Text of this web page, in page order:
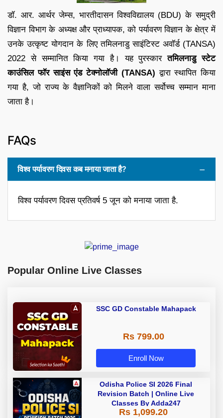
डॉ. आर. आर्थर जेम्स, भारतीदासन विश्वविद्यालय (BDU) के समुद्री
विज्ञान विभाग के अध्यक्ष और प्राध्यापक, को पर्यावरण विज्ञान के क्षेत्र में
उनके उत्कृष्ट योगदान के लिए तमिलनाडु साइंटिस्ट अवॉर्ड (TANSA)
2022 से सम्मानित किया गया है। यह पुरस्कारतमिलनाडु स्टेट
काउंसिल फॉर साइंस एंड टेक्नोलॉजी (TANSA) द्वारा स्थापित किया
गया है, जो राज्य के वैज्ञानिकों को मिलने वाला सर्वोच्च सम्मान माना
जाता है।
FAQs
विश्व पर्यावरण दिवस कब मनाया जाता है?
विश्व पर्यावरण दिवस प्रतिवर्ष 5 जून को मनाया जाता है.
Popular Online Live Classes
SSC GD Constable Mahapack
Rs 799.00
Enroll Now
Odisha Police SI 2026 Final
Revision Batch | Online Live
Classes By Adda247
Rs 1,099.20